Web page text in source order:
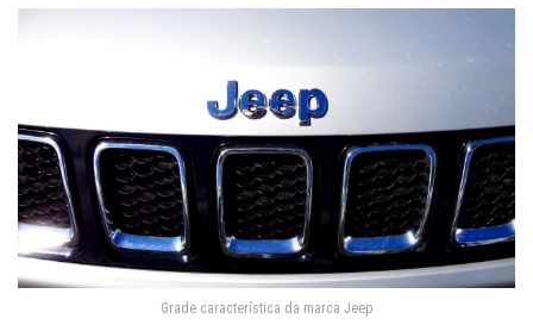
Grade característica da marca Jeep